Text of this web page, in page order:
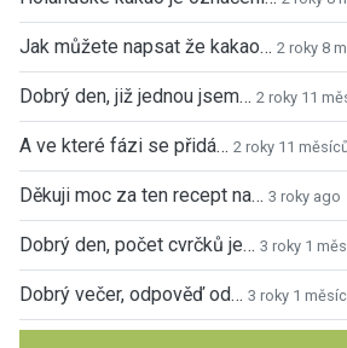
Jak můžete napsat že kakao… 2 roky 8
Dobrý den, již jednou jsem… 2 roky 11
A ve které fázi se přidá… 2 roky 11
Děkuji moc za ten recept na… 3 roky ago
Dobrý den, počet cvrčků je… 3 roky 1
Dobrý večer, odpověď od… 3 roky 1